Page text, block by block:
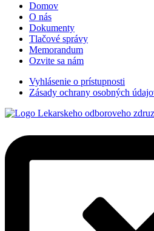
Domov
O nás
Dokumenty
Tlačové správy
Memorandum
Ozvite sa nám
Vyhlásenie o prístupnosti
Zásady ochrany osobných